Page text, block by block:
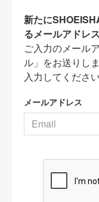
新たに
るメールアドレ
ご入力のメール
ル」をお送りし
入力してください
メールアドレス